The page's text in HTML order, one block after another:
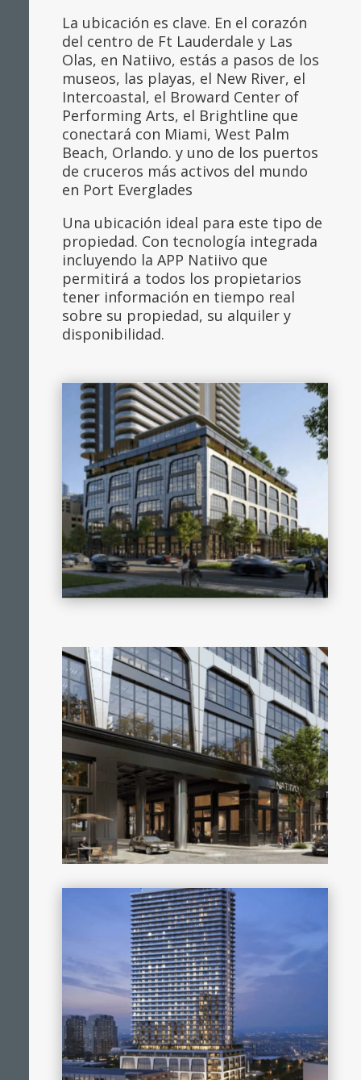
La ubicación es clave. En el corazón
del centro de Ft Lauderdale y Las
Olas, en Natiivo, estás a pasos de los
museos, las playas, el New River, el
Intercoastal, el Broward Center of
Performing Arts, el Brightline que
conectará con Miami, West Palm
Beach, Orlando. y uno de los puertos
de cruceros más activos del mundo
en Port Everglades
Una ubicación ideal para este tipo de
propiedad. Con tecnología integrada
incluyendo la APP Natiivo que
permitirá a todos los propietarios
tener información en tiempo real
sobre su propiedad, su alquiler y
disponibilidad.